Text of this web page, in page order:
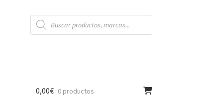
Búsqueda
de
productos
0,00€ 0 productos